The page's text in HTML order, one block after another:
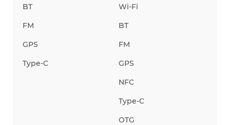
BT
FM
GPS
Type-C
Wi-Fi
BT
FM
GPS
NFC
Type-C
OTG